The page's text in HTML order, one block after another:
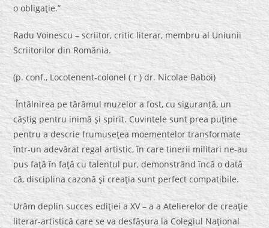
o obligaţie.”
Radu Voinescu – scriitor, critic literar, membru al Uniunii
Scriitorilor din România.
(p. conf., Locotenent-colonel ( r ) dr. Nicolae Baboi)
Întâlnirea pe tărâmul muzelor a fost, cu siguranță, un
câștig pentru inimă şi spirit. Cuvintele sunt prea puţine
pentru a descrie frumuseţea moementelor transformate
într-un adevărat regal artistic, în care tinerii militari ne-au
pus faţă în faţă cu talentul pur, demonstrând încă o dată
că, disciplina cazonă şi creaţia sunt perfect compatibile.
Urăm deplin succes ediţiei a XV – a a Atelierelor de creaţie
literar-artistică care se va desfășura la Colegiul Naţional